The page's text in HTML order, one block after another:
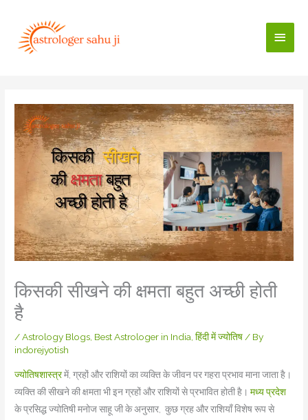
content
Main
किसकी सीखने की क्षमता बहुत अच्छी होती
है
/Astrology Blogs, Best Astrologer in India,हिंदी में ज्योतिष/ By
indorejyotish
ज्योतिषशास्त्रमें, ग्रहों और राशियों का व्यक्ति के जीवन पर गहरा प्रभाव माना जाता है।
व्यक्ति की सीखने की क्षमता भी इन ग्रहों और राशियों से प्रभावित होती है।मध्य प्रदेश
के प्रसिद्ध ज्योतिषी मनोज साहू जी के अनुसार, कुछ ग्रह और राशियाँ विशेष रूप से